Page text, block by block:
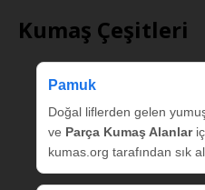
Kumaş Çeşitleri
Pamuk
Doğal liflerden gelen
ve Parça Kumaş Alanlar
kumas.org tarafından sık